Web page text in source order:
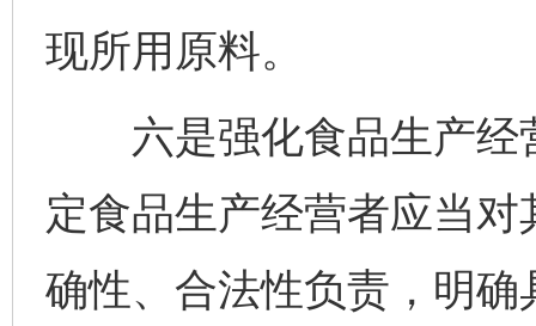
现所用原料。
六是强化食品生产经
定食品生产经营者应当
确性、合法性负责，明